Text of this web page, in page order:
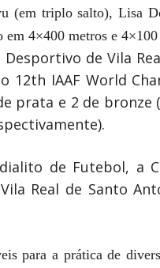
(em triplo salto), Lisa
4×400 metros e
de Vila
12th IAAF World
prata e 2 de
de Futebol, a
Real de Santo
para a prática de